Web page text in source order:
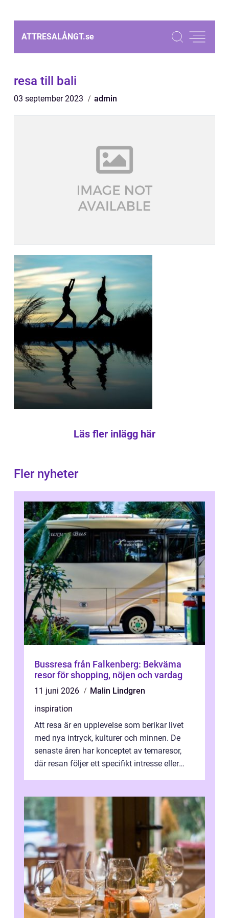
ATTRESALÅNGT.se
resa till bali
03 september 2023 admin
Läs fler inlägg här
Fler nyheter
Bussresa från Falkenberg: Bekväma
resor för shopping, nöjen och vardag
11 juni 2026
Malin Lindgren
inspiration
Att resa är en upplevelse som berikar livet
med nya intryck, kulturer och minnen. De
senaste åren har konceptet av temaresor,
där resan följer ett specifikt intresse eller